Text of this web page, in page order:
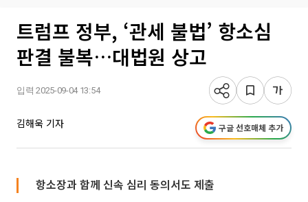
트럼프 정부, ‘관세 불법’ 항소심
판결 불복…대법원 상고
입력 2025-09-04 13:54
김해욱 기자 구글 선호매체 추가
항소장과 함께 신속 심리 동의서도 제출